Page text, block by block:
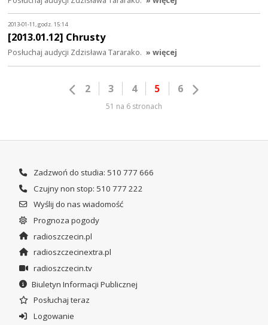
2013-01-11, godz. 15:14
[2013.01.12] Chrusty
Posłuchaj audycji Zdzisława Tararako. » więcej
2 3 4 5 6
51 na 6 stronach
Zadzwoń do studia: 510 777 666
Czujny non stop: 510 777 222
Wyślij do nas wiadomość
Prognoza pogody
radioszczecin.pl
radioszczecinextra.pl
radioszczecin.tv
Biuletyn Informacji Publicznej
Posłuchaj teraz
Logowanie